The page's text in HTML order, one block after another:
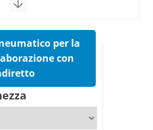
il salto tecnico del
P Zero Trofeo RS: per
Reviews è la gomma semi-
da battere
per la
con